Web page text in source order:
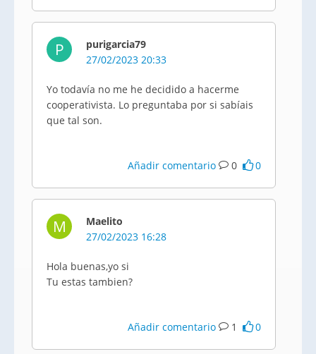
P
purigarcia79
27/02/2023 20:33
Yo todavía no me he decidido a hacerme
cooperativista. Lo preguntaba por si sabíais
que tal son.
Añadir comentario 0 0
M
Maelito
27/02/2023 16:28
Hola buenas,yo si
Tu estas tambien?
Añadir comentario 1 0